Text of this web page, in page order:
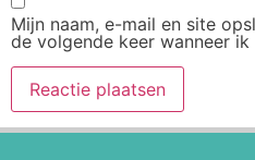
Mijn naam, e-mail en site
de volgende keer wanneer